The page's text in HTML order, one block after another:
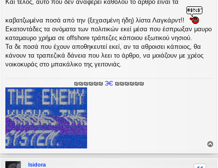
Και τέλος, αυτό που δεν αναφέρει καθόλου το άρθρο είναι τα
καβατζωμένα ποσά από την (ξεχασμένη ήδη) λίστα Λαγκάρντ!!
Εκατοντάδες τα ονόματα των πολιτικών εκεί μέσα που έσπρωξαν μαυρο
καταμαυρο χρήμα σε offshore τράπεζες κάποιου εξωτικού νησιού.
Τα δε ποσά που έχουν αποθηκευτεί εκεί, αν τα αθροισει κάποιος, θα
κάνουν τα τραπεζικά δάνεια που λεει το άρθρο, να μοιάζουν με χρέος
νοικοκυράς στο μπακάλικο της γειτονιάς.
₪₪₪₪₪₪ ЭЄ ₪₪₪₪₪₪
ο
ρ
Isidora